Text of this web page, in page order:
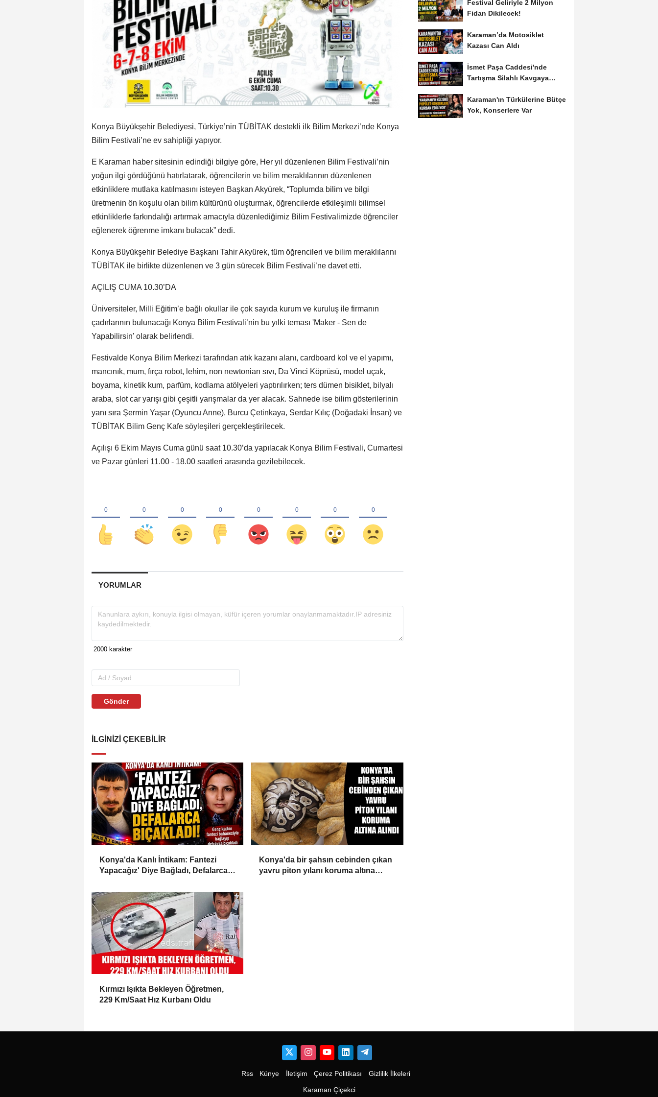
Konya Büyükşehir Belediyesi, Türkiye’nin TÜBİTAK destekli ilk Bilim Merkezi’nde Konya
Bilim Festivali’ne ev sahipliği yapıyor.
E Karaman haber sitesinin edindiği bilgiye göre, Her yıl düzenlenen Bilim Festivali’nin
yoğun ilgi gördüğünü hatırlatarak, öğrencilerin ve bilim meraklılarının düzenlenen
etkinliklere mutlaka katılmasını isteyen Başkan Akyürek, “Toplumda bilim ve bilgi
üretmenin ön koşulu olan bilim kültürünü oluşturmak, öğrencilerde etkileşimli bilimsel
etkinliklerle farkındalığı artırmak amacıyla düzenlediğimiz Bilim Festivalimizde öğrenciler
eğlenerek öğrenme imkanı bulacak” dedi.
Konya Büyükşehir Belediye Başkanı Tahir Akyürek, tüm öğrencileri ve bilim meraklılarını
TÜBİTAK ile birlikte düzenlenen ve 3 gün sürecek Bilim Festivali’ne davet etti.
AÇILIŞ CUMA 10.30’DA
Üniversiteler, Milli Eğitim’e bağlı okullar ile çok sayıda kurum ve kuruluş ile firmanın
çadırlarının bulunacağı Konya Bilim Festivali’nin bu yılki teması 'Maker - Sen de
Yapabilirsin' olarak belirlendi.
Festivalde Konya Bilim Merkezi tarafından atık kazanı alanı, cardboard kol ve el yapımı,
mancınık, mum, fırça robot, lehim, non newtonian sıvı, Da Vinci Köprüsü, model uçak,
boyama, kinetik kum, parfüm, kodlama atölyeleri yaptırılırken; ters dümen bisiklet, bilyalı
araba, slot car yarışı gibi çeşitli yarışmalar da yer alacak. Sahnede ise bilim gösterilerinin
yanı sıra Şermin Yaşar (Oyuncu Anne), Burcu Çetinkaya, Serdar Kılıç (Doğadaki İnsan) ve
TÜBİTAK Bilim Genç Kafe söyleşileri gerçekleştirilecek.
Açılışı 6 Ekim Mayıs Cuma günü saat 10.30’da yapılacak Konya Bilim Festivali, Cumartesi
ve Pazar günleri 11.00 - 18.00 saatleri arasında gezilebilecek.
YORUMLAR
Gönder
İLGINIZI ÇEKEBILIR
Konya'da Kanlı İntikam: Fantezi
Yapacağız' Diye Bağladı, Defalarca
Konya'da bir şahsın cebinden çıkan
yavru piton yılanı koruma altına
Kırmızı Işıkta Bekleyen Öğretmen,
229 Km/Saat Hız Kurbanı Oldu
Festival Geliriyle 2 Milyon
Fidan Dikilecek!
Karaman’da Motosiklet
Kazası Can Aldı
İsmet Paşa Caddesi'nde
Tartışma Silahlı Kavgaya
Karaman'ın Türkülerine Bütçe
Yok, Konserlere Var
Rss Künye İletişim Çerez Politikası Gizlilik İlkeleri
Karaman Çiçekci